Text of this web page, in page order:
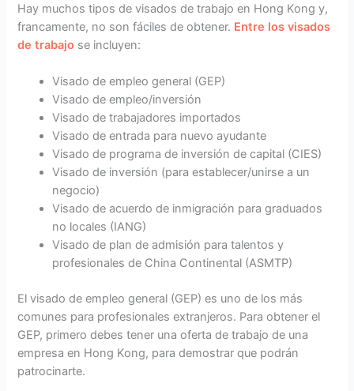
Hay muchos tipos de visados de trabajo en Hong Kong y,
francamente, no son fáciles de obtener. Entre los visados
de trabajo se incluyen:
Visado de empleo general (GEP)
Visado de empleo/inversión
Visado de trabajadores importados
Visado de entrada para nuevo ayudante
Visado de programa de inversión de capital (CIES)
Visado de inversión (para establecer/unirse a un
negocio)
Visado de acuerdo de inmigración para graduados
no locales (IANG)
Visado de plan de admisión para talentos y
profesionales de China Continental (ASMTP)
El visado de empleo general (GEP) es uno de los más
comunes para profesionales extranjeros. Para obtener el
GEP, primero debes tener una oferta de trabajo de una
empresa en Hong Kong, para demostrar que podrán
patrocinarte.